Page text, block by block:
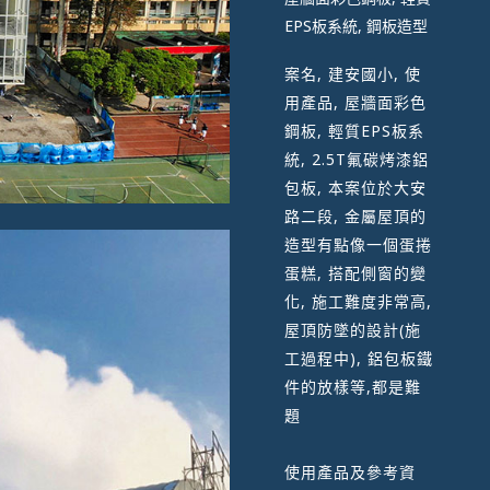
EPS板系統, 鋼板造型
案名, 建安國小, 使
用產品, 屋牆面彩色
鋼板, 輕質EPS板系
統, 2.5T氟碳烤漆鋁
包板, 本案位於大安
路二段, 金屬屋頂的
造型有點像一個蛋捲
蛋糕, 搭配側窗的變
化, 施工難度非常高,
屋頂防墜的設計(施
工過程中), 鋁包板鐵
件的放樣等,都是難
題
使用產品及參考資